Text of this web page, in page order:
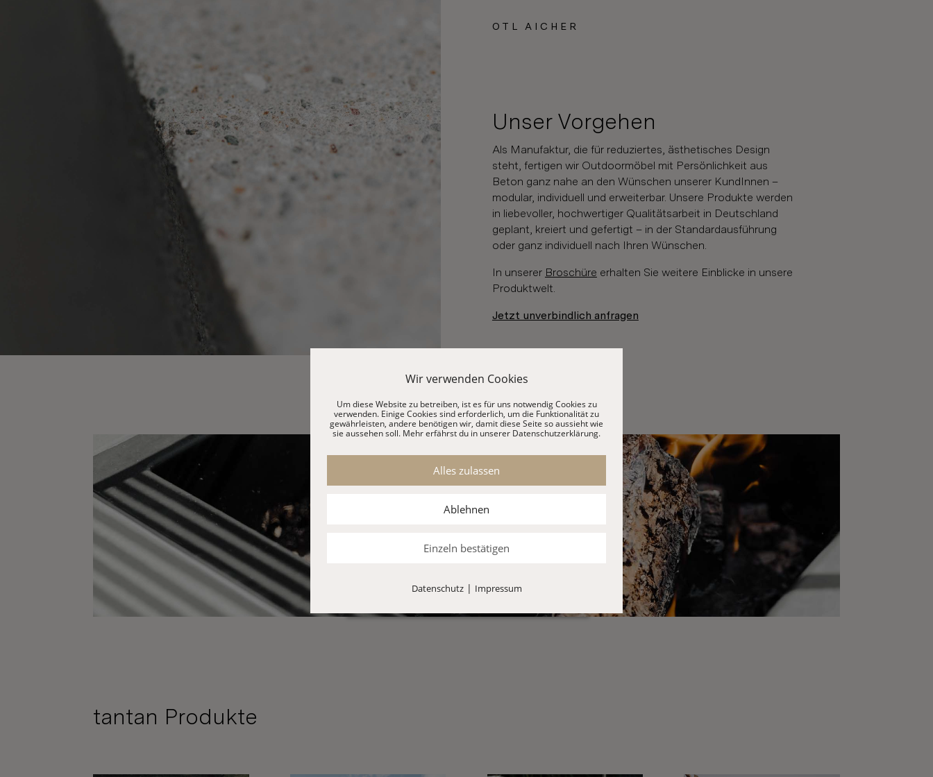
OTL AICHER
Unser Vorgehen
Als Manufaktur, die für reduziertes, ästhetisches Design
steht, fertigen wir Outdoormöbel mit Persönlichkeit aus
Beton ganz nahe an den Wünschen unserer KundInnen –
modular, individuell und erweiterbar. Unsere Produkte werden
in liebevoller, hochwertiger Qualitätsarbeit in Deutschland
geplant, kreiert und gefertigt – in der Standardausführung
oder ganz individuell nach Ihren Wünschen.
In unserer Broschüre erhalten Sie weitere Einblicke in unsere
Produktwelt.
Jetzt unverbindlich anfragen
YouTube aktivieren?
YouTube Videos können nur angezeigt
ausgewertet. Mehr dazu in der Datenschutzerklärung
von YouTube:hier
tantan Produkte
Wir verwenden Cookies
Um diese Website zu betreiben, ist es für uns notwendig Cookies zu
verwenden. Einige Cookies sind erforderlich, um die Funktionalität zu
gewährleisten, andere benötigen wir, damit diese Seite so aussieht wie
sie aussehen soll. Mehr erfährst du in unserer Datenschutzerklärung.
Alles zulassen
Ablehnen
Einzeln bestätigen
Datenschutz| Impressum